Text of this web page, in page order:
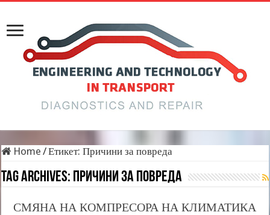
Home /Етикет:Причини за повреда
Tag Archives: Причини за повреда
СМЯНА НА КОМПРЕСОРА НА КЛИМАТИКА